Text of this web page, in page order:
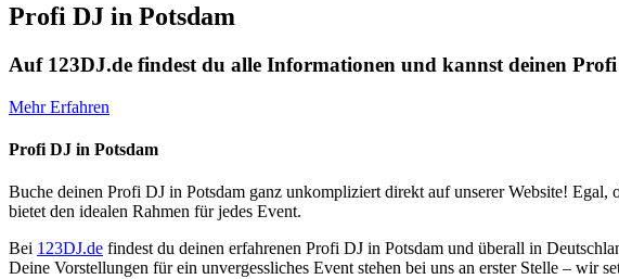
Profi DJ in Potsdam
Auf 123DJ.de findest du alle Informationen und kannst deinen
Mehr Erfahren
Profi DJ in Potsdam
Buche deinen Profi DJ in Potsdam ganz unkompliziert direkt auf unserer Website!
bietet den idealen Rahmen für jedes Event.
Bei 123DJ.de findest du deinen erfahrenen Profi DJ in Potsdam und überall in
Deine Vorstellungen für ein unvergessliches Event stehen bei uns an erster Stelle – wir